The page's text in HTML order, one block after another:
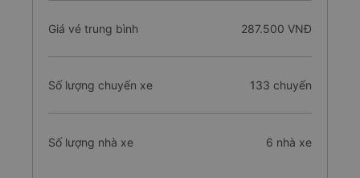
Giá vé trung bình 287.500 VNĐ
Số lượng chuyến xe 133 chuyến
Số lượng nhà xe 6 nhà xe